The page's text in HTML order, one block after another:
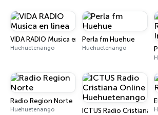
VIDA RADIO Musica en linea
Huehuetenango
Perla fm Huehue
Huehuetenango
Radio Region Norte
Huehuetenango ICTUS Radio Cristiana